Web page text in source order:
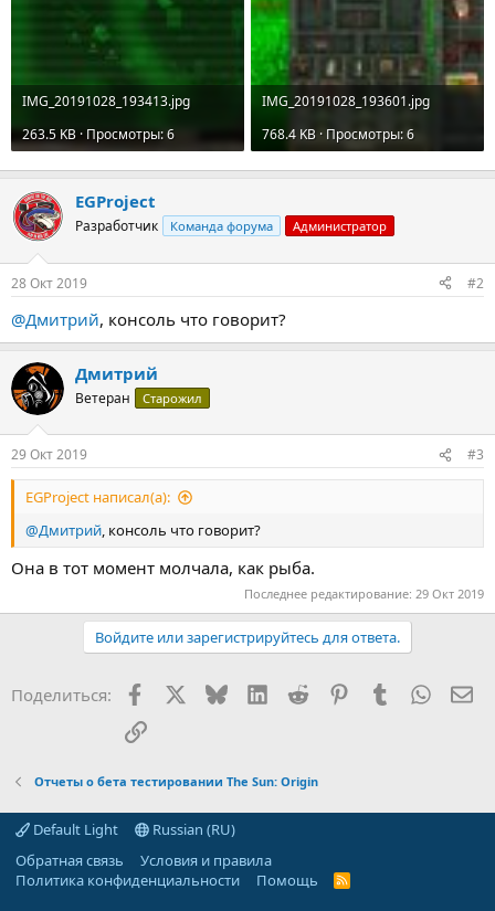
IMG_20191028_193413.jpg
263.5 KB · Просмотры: 6
IMG_20191028_193601.jpg
768.4 KB · Просмотры: 6
EGProject
Разработчик Команда форума Администратор
28 Окт 2019 #2
@Дмитрий, консоль что говорит?
Дмитрий
Ветеран Старожил
29 Окт 2019 #3
EGProject написал(а):
@Дмитрий, консоль что говорит?
Она в тот момент молчала, как рыба.
Последнее редактирование: 29 Окт 2019
Войдите или зарегистрируйтесь для ответа.
Поделиться: FacebookX (Twitter)
BlueskyLinkedIn
Reddit PinterestTumblr
Ссылка
Отчеты о бета тестировании The Sun: Origin
Default Light
Russian (RU)
Обратная связь
Условия и правила
Политика конфиденциальности
Помощь
R